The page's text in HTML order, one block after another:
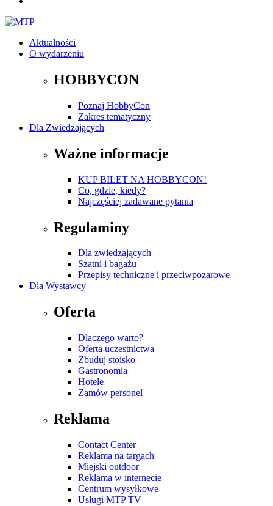
Aktualności
O wydarzeniu
HOBBYCON
Poznaj HobbyCon
Zakres tematyczny
Dla Zwiedzających
Ważne informacje
KUP BILET NA HOBBYCON!
Co, gdzie, kiedy?
Najczęściej zadawane pytania
Regulaminy
Dla zwiedzających
Szatni i bagażu
Przepisy techniczne i przeciwpozarowe
Dla Wystawcy
Oferta
Dlaczego warto?
Oferta uczestnictwa
Zbuduj stoisko
Gastronomia
Hotele
Zamów personel
Reklama
Contact Center
Reklama na targach
Miejski outdoor
Reklama w internecie
Centrum wysyłkowe
Usługi MTP TV